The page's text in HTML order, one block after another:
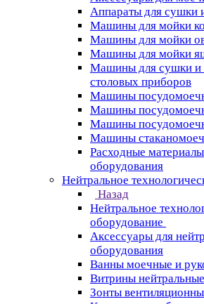
Аппараты для сушки
Машины для мойки
Машины для мойки
Машины для мойки
Машины для сушки и
столовых приборов
Машины
Машины
Машины
Машины
Расходные
оборудования
Нейтральное
Назад
Нейтральное
оборудование
Аксессуары для
оборудования
Ванны моечные и
Витрины нейтральные
Зонты